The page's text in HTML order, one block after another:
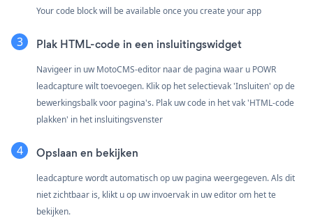
Your code block will be available once you create your app
Plak HTML-code in een insluitingswidget
Navigeer in uw MotoCMS-editor naar de pagina waar u POWR
leadcapture wilt toevoegen. Klik op het selectievak 'Insluiten' op de
bewerkingsbalk voor pagina's. Plak uw code in het vak 'HTML-code
plakken' in het insluitingsvenster
Opslaan en bekijken
leadcapture wordt automatisch op uw pagina weergegeven. Als dit
niet zichtbaar is, klikt u op uw invoervak in uw editor om het te
bekijken.